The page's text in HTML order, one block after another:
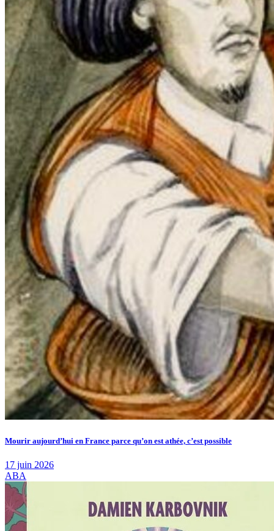
Mourir aujourd’hui en France parce qu’on est athée, c’est possible
17 juin 2026
ABA